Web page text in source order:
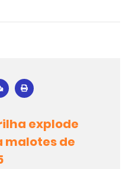
explode
de